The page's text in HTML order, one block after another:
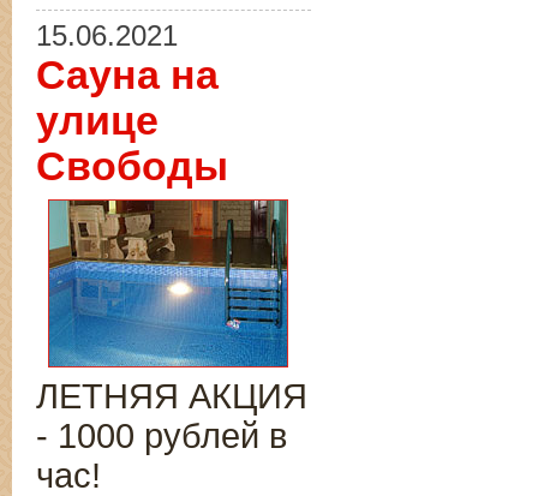
15.06.2021
Сауна на
улице
Свободы
ЛЕТНЯЯ АКЦИЯ
- 1000 рублей в
час!